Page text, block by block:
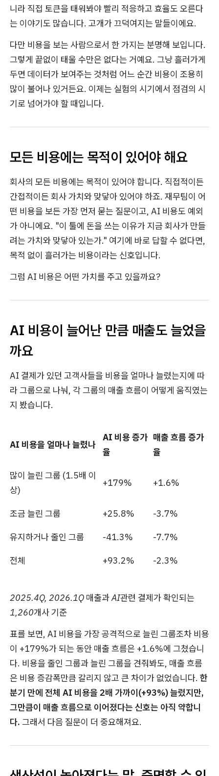
니라 직접 토큰을 태워봐야 빨리 적응하고 효율도 오른다
는 이야기도 많습니다. 고개가 끄덕여지는 말들이에요.
다만 비용을 보는 사람으로서 한 가지는 분명해 보입니다.
그렇게 끝없이 태울 수만은 없다는 거예요. 그냥 흘러가게
두면 데이터가 보여주는 것처럼 어느 순간 비용이 조용히
많이 불어나 있거든요. 이제는 실험의 시기에서 점검의 시
기로 넘어가야 할 때입니다.
모든 비용에는 목적이 있어야 해요
회사의 모든 비용에는 목적이 있어야 합니다. 직접적이든
간접적이든 회사 가치와 맞닿아 있어야 하죠. 재무팀이 어
떤 비용을 보든 가장 먼저 묻는 질문이고, AI 비용도 예외
가 아니에요. "이 툴에 돈을 쓰는 이유가 지금 회사가 만들
려는 가치와 맞닿아 있는가." 여기에 바로 답할 수 없다면,
목적 없이 흘러가는 비용이라는 신호입니다.
그럼 AI 비용은 어떤 가치를 주고 있을까요?
AI 비용이 늘어난 만큼 매출도 늘었을
까요
AI 결제가 있던 고객사들을 비용을 얼마나 늘렸는지에 따
라 그룹으로 나눠, 각 그룹의 매출 흐름이 어떻게 움직였는
지 봤습니다.
AI 비용을 얼마나 늘렸나
AI 비용 증가
율
매출 흐름 증가
율
많이 늘린 그룹 (1.5배 이
상)
+179% +1.6%
조금 늘린 그룹 +25.8% -3.7%
유지하거나 줄인 그룹 -41.3% -7.7%
전체 +93.2% -2.3%
2025.4Q, 2026.1Q 매출과 AI관련 결제가 확인되는
1,260개사 기준
표를 보면, AI 비용을 가장 공격적으로 늘린 그룹조차 비용
이 +179%가 되는 동안 매출 흐름은 +1.6%에 그쳤습니
다. 비용을 줄인 그룹과 늘린 그룹을 견줘봐도, 매출 흐름
은 비용 증감폭만큼 갈리지 않고 큰 차이가 없었습니다. 한
분기 만에 전체 AI 비용을 2배 가까이(+93%) 늘렸지만,
그만큼이 매출 흐름으로 이어졌다는 신호는 아직 약합니
다. 그래서 다음 질문이 더 중요해져요.